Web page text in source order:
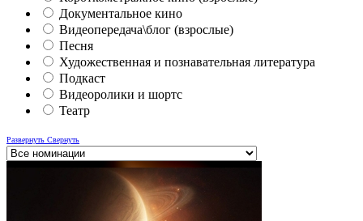
Документальное кино
Видеопередача\блог (взрослые)
Песня
Художественная и познавательная литература
Подкаст
Видеоролики и шортс
Театр
Развернуть Свернуть